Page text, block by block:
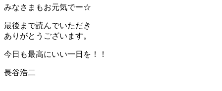
みなさまもお元気でー☆
最後まで読んでいただき
ありがとうございます。
今日も最高にいい一日を！！
長谷浩二